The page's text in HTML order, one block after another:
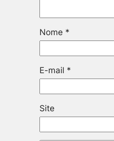
Nome *
E-mail *
Site